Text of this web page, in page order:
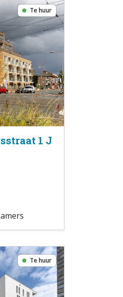
Te huur
1 J
Te huur